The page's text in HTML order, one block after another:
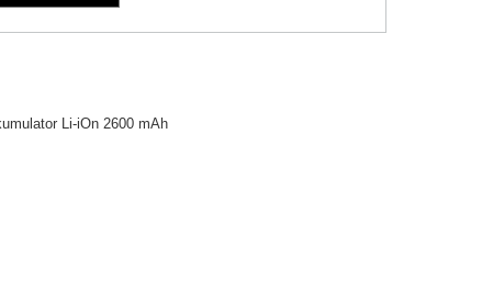
Li-iOn 2600 mAh